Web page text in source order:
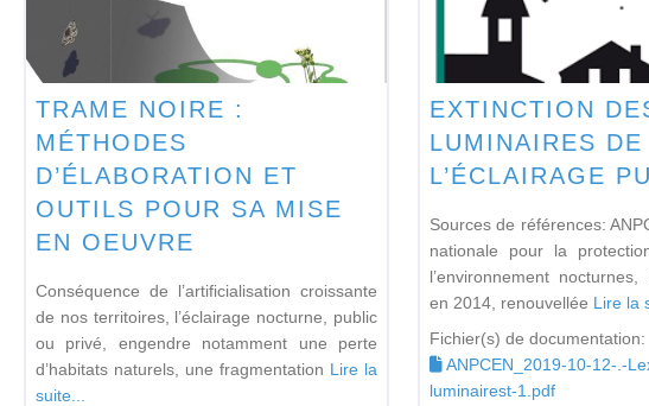
TRAME NOIRE :
MÉTHODES
D’ÉLABORATION ET
OUTILS POUR SA MISE
EN OEUVRE
Conséquence de l’artificialisation croissante
de nos territoires, l’éclairage nocturne, public
ou privé, engendre notamment une perte
d’habitats naturels, une fragmentation Lire la
suite...
EXTINCTION
LUMINAIRES DE
L’ÉCLAIRAGE
Sources de références:
nationale pour la
l’environnement
en 2014, renouvellée Lire la
Fichier(s) de documentation:
ANPCEN_2019-10-12-.-
luminairest-1.pdf